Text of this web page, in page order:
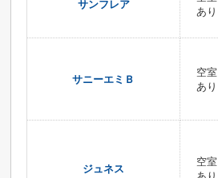
サンフレア
あり
サニーエミＢ
空室
あり
ジュネス
空室